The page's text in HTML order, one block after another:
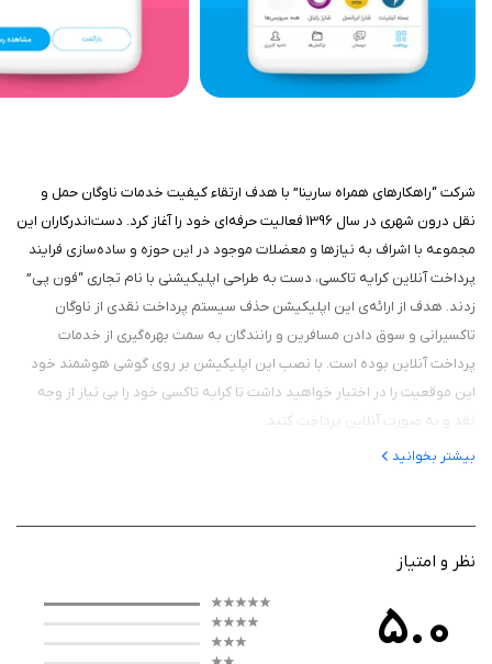
شرکت “راهکارهای همراه سارینا” با هدف ارتقاء کیفیت خدمات ناوگان حمل و
نقل درون شهری در سال 1396 فعالیت حرفه‌ای خود را آغاز کرد. دست‌اندرکاران این
مجموعه با اشراف به نیازها و معضلات موجود در این حوزه و ساده‌سازی فرایند
پرداخت آنلاین کرایه تاکسی، دست به طراحی اپلیکیشنی با نام تجاری “فون پی”
زدند. هدف از ارائه‌ی این اپلیکیشن حذف سیستم پرداخت نقدی از ناوگان
تاکسیرانی و سوق دادن مسافرین و رانندگان به سمت بهره‌گیری از خدمات
پرداخت آنلاین بوده است. با نصب این اپلیکیشن بر روی گوشی هوشمند خود
این موقعیت را در اختیار خواهید داشت تا کرایه تاکسی خود را بی نیاز از وجه
نقد و به صورت آنلاین پرداخت کنید.
در نسخه‌ی جدید اپلیکیشن “فون پی” علاوه بر تغییرات ظاهری که به هرچه
• رفع مشکلات و بهینه‌سازی سرویس پرداخت
کاربران قرار گرفته‌اند. فون پی تلاش می‌کند با شناخت هرچه بیشتر نیازهای
مخاطبان خود نرم افزاری کاربردی و مفید را در اختیار این عزیزان قرار دهد و روز
بیشتر بخوانید
نظر و امتیاز
5.0